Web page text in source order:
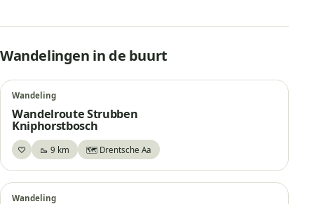
Wandelingen in de buurt
Wandeling
Wandelroute Strubben
Kniphorstbosch
♡Bewaar🥾 9 km 🗺️ Drentsche Aa
Wandeling